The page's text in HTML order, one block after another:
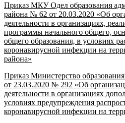
Приказ МКУ Одел образования
района № 62 от 20.03.2020 «Об
деятельности в организациях,
программы начального общего,
общего образования, в условиях
коронавирусной инфекции на
района»
Приказ Министерство
от 23.03.2020 № 292 «Об
деятельности в организациях
условиях предупреждения
коронавирусной инфекции на